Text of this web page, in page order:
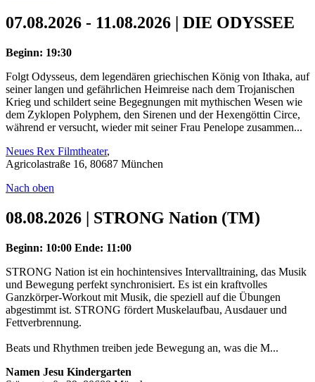
07.08.2026 - 11.08.2026 | DIE ODYSSEE
Beginn: 19:30
Folgt Odysseus, dem legendären griechischen König von Ithaka, auf
seiner langen und gefährlichen Heimreise nach dem Trojanischen
Krieg und schildert seine Begegnungen mit mythischen Wesen wie
dem Zyklopen Polyphem, den Sirenen und der Hexengöttin Circe,
während er versucht, wieder mit seiner Frau Penelope zusammen...
Neues Rex Filmtheater,
Agricolastraße 16, 80687 München
Nach oben
08.08.2026 | STRONG Nation (TM)
Beginn: 10:00 Ende: 11:00
STRONG Nation ist ein hochintensives Intervalltraining, das Musik
und Bewegung perfekt synchronisiert. Es ist ein kraftvolles
Ganzkörper-Workout mit Musik, die speziell auf die Übungen
abgestimmt ist. STRONG fördert Muskelaufbau, Ausdauer und
Fettverbrennung.
Beats und Rhythmen treiben jede Bewegung an, was die M...
Namen Jesu Kindergarten